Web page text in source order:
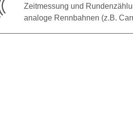
Zeitmessung und
analoge Rennbahnen (z.B.